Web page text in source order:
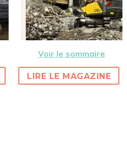
Voir le sommaire
LIRE LE MAGAZINE